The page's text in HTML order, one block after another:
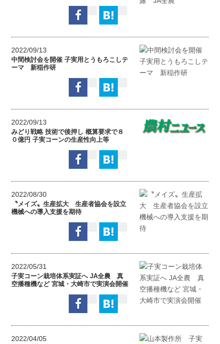
2022/09/13
中間検討会を開催 子実用とうもろこしテ
ーマ 新稲作研
2022/09/13
みどり戦略 技術で後押し 概算要求で８
０億円 子実コーンの生産性向上等
2022/08/30
〝メイズ〟生産拡大 生産者協会を設立
機械への導入支援を期待
2022/05/31
子実コーン栽培体系実証へ JA全農 真
空播種機など 宮城・大崎市で実演会開催
2022/04/05